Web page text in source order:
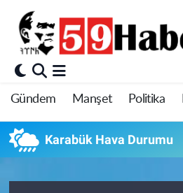
Gündem Manşet Politika
Karabük Hava Durumu